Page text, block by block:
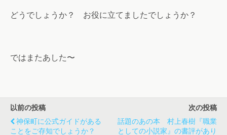
どうでしょうか？ お役に立てましたでしょうか？
ではまたあした〜
以前の投稿
神保町に公式ガイドがある
ことをご存知でしょうか？
次の投稿
話題のあの本 村上春樹『職業
としての小説家』の書評があり